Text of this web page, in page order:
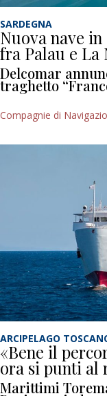
SARDEGNA
Nuova nave
fra Palau e La
Delcomar
traghetto
Compagnie di
ARCIPELAGO
«Bene il
ora si punti al
Marittimi